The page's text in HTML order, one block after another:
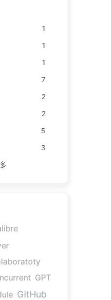
1
1
1
7
2
2
5
3
GPT
GitHub